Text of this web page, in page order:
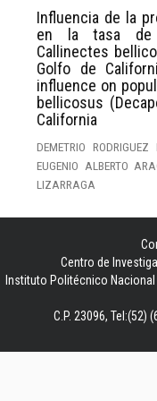
Influencia de la
en la tasa de
Callinectes
Golfo de
influence on
bellicosus
California
DEMETRIO
EUGENIO ALBERTO
LIZARRAGA
Centro de
Instituto Politécnico Nacional
C.P. 23096, Tel:(52)